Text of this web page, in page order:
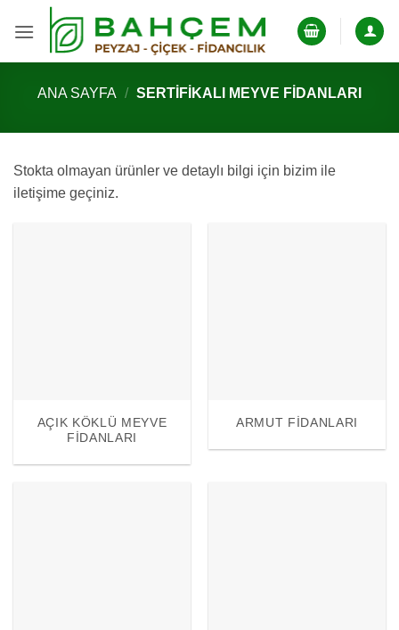
atla
ANA SAYFA / SERTIFIKALI MEYVE FIDANLARI
Stokta olmayan ürünler ve detaylı bilgi için bizim ile
iletişime geçiniz.
AÇIK KÖKLÜ MEYVE
FIDANLARI
ARMUT FIDANLARI